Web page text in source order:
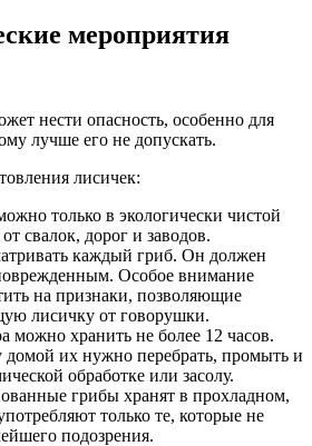
мероприятия
нести опасность, особенно для
лучше его не допускать.
лисичек:
только в экологически чистой
свалок, дорог и заводов.
каждый гриб. Он должен
Особое внимание
на признаки, позволяющие
лисичку от говорушки.
можно хранить не более 12 часов.
домой их нужно перебрать, промыть и
обработке или засолу.
грибы хранят в прохладном,
только те, которые не
подозрения.